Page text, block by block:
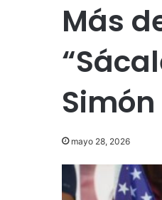
Más
Simón
mayo 28, 2026